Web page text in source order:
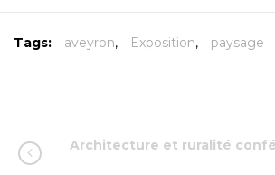
Tags: aveyron, Exposition, paysage
Architecture et ruralité